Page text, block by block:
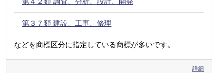
第３７類 建設、工事、修理
などを商標区分に指定している商標が多いです。
詳細